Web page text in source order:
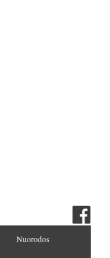
Nuorodos